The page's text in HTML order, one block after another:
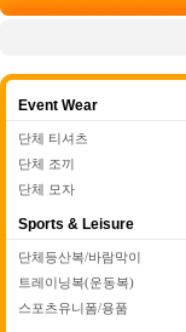
Event Wear
단체 티셔츠
단체 조끼
단체 모자
Sports & Leisure
단체등산복/바람막이
트레이닝복(운동복)
스포츠유니폼/용품